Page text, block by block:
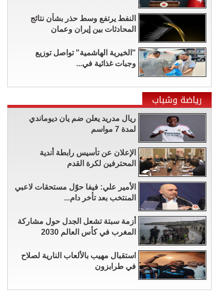
النفط يرتفع وسط حذر بشأن نتائج
المحادثات بين إيران وعمان
"الخيرية الهاشمية" تواصل توزيع
وجبات غذائية في...
رياضة وشباب
ريال مدريد يعلن ضم يان ديوماندي
لمدة 7 مواسم
الإعلان عن تأسيس رابطة أندية
المحترفين لكرة القدم
الأمير علي: فيفا حوّل مستحقات لاعبي
المنتخب بعد تأخر دام...
أزمة سبتة تشعل الجدل حول مشاركة
المغرب في كأس العالم 2030
استقبال مهيب بالألعاب النارية لصلاح
في طرابزون